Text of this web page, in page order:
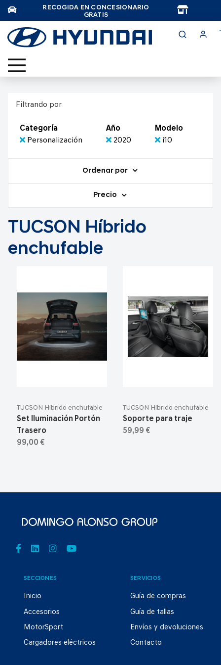
RECOGIDA EN CONCESIONARIO
GRATIS
Filtrando por
Categoría
Personalización
Año
2020
Modelo
i10
Ordenar por
Precio
TUCSON Híbrido
enchufable
TUCSON Híbrido enchufable
Set Iluminación Portón
Trasero
99,00 €
TUCSON Híbrido enchufable
Soporte para traje
59,99 €
SECCIONES
Inicio
Accesorios
MotorSport
Cargadores eléctricos
SERVICIOS
Guía de compras
Guía de tallas
Envíos y devoluciones
Contacto